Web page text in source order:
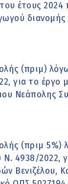
έτους 2024
(πριμ)
για το έργο
Νεάπολης
(πριμ 5%)
4938/2022,
Βενιζέλου,